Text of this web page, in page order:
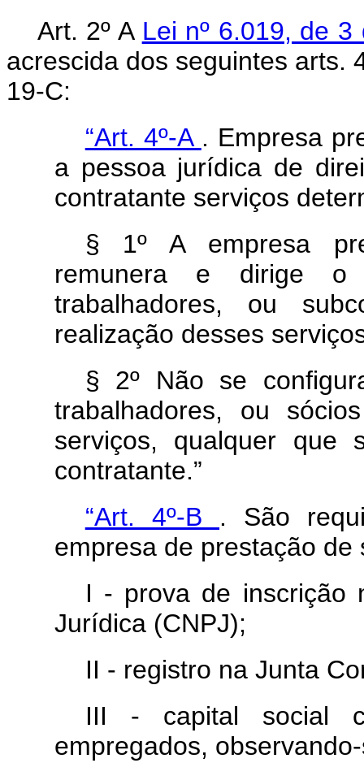
Art. 2º A Lei nº 6.019, de
acrescida dos seguintes arts.
19-C:
“Art. 4º-A . Empresa
a pessoa jurídica de
contratante serviços
§ 1º A empresa
remunera e dirige o
trabalhadores, ou
realização desses
§ 2º Não se
trabalhadores, ou
serviços, qualquer
contratante.”
“Art. 4º-B . São
empresa de prestação de
I - prova de inscrição
Jurídica (CNPJ);
II - registro na Junta
III - capital social
empregados,